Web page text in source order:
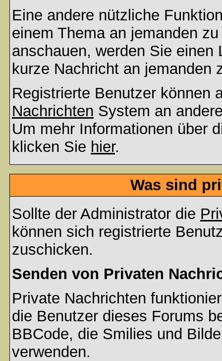
Eine andere nützliche
einem Thema an jemanden
anschauen, werden Sie
kurze Nachricht an jemanden
Registrierte Benutzer können
Nachrichten System an
Um mehr Informationen über
klicken Sie hier.
Was sind
Sollte der Administrator die
können sich registrierte
zuschicken.
Senden von Privaten
Private Nachrichten
die Benutzer dieses Forums
BBCode, die Smilies und
verwenden.